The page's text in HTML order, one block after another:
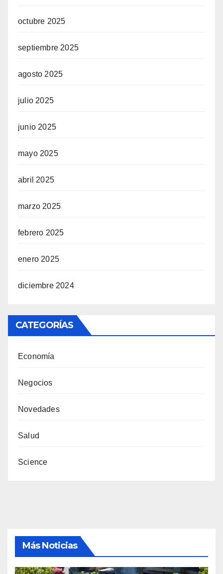
octubre 2025
septiembre 2025
agosto 2025
julio 2025
junio 2025
mayo 2025
abril 2025
marzo 2025
febrero 2025
enero 2025
diciembre 2024
CATEGORÍAS
Economía
Negocios
Novedades
Salud
Science
Más Noticias